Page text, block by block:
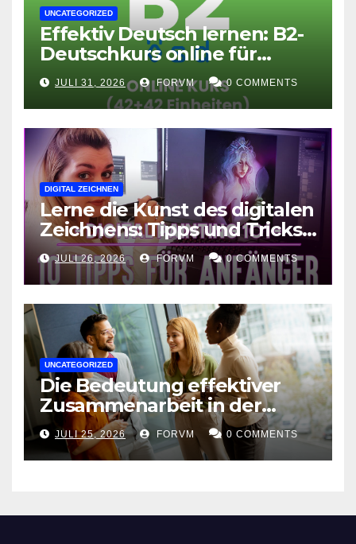
UNCATEGORIZED
Effektiv Deutsch lernen: B2-
Deutschkurs online für
Fortgeschrittene
JULI 31, 2026 FORVM 0 COMMENTS
DIGITAL ZEICHNEN
Lerne die Kunst des digitalen
Zeichnens: Tipps und Tricks
für kreative Ausdruckskunst
JULI 26, 2026 FORVM 0 COMMENTS
UNCATEGORIZED
Die Bedeutung effektiver
Zusammenarbeit in der
Arbeitswelt
JULI 25, 2026 FORVM 0 COMMENTS